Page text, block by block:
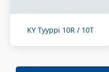
KY Tyyppi 10R / 10T